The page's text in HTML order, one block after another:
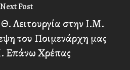
Next Post
Λειτουργία στην Ι.Μ.
του Ποιμενάρχη μας
Επάνω Χρέπας